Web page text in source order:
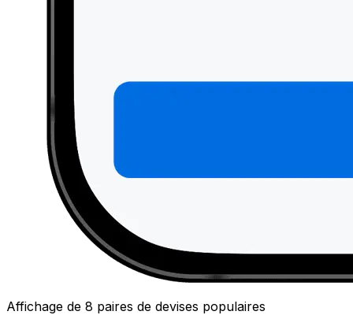
Affichage de 8 paires de devises populaires